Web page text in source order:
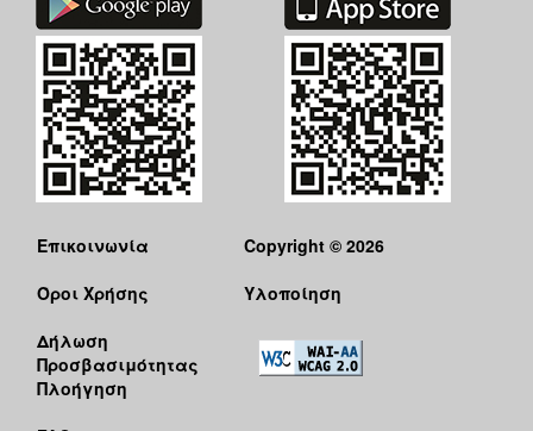
Επικοινωνία
Όροι Χρήσης
Δήλωση
Προσβασιμότητας
Πλοήγηση
Copyright © 2026
Υλοποίηση